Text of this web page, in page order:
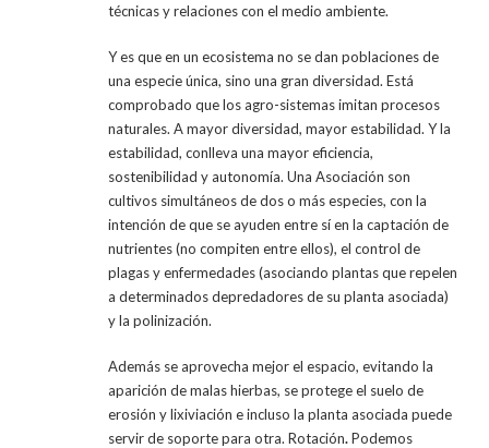
técnicas y relaciones con el medio ambiente.
Y es que en un ecosistema no se dan poblaciones de
una especie única, sino una gran diversidad. Está
comprobado que los agro-sistemas imitan procesos
naturales. A mayor diversidad, mayor estabilidad. Y la
estabilidad, conlleva una mayor eficiencia,
sostenibilidad y autonomía. Una Asociación son
cultivos simultáneos de dos o más especies, con la
intención de que se ayuden entre sí en la captación de
nutrientes (no compiten entre ellos), el control de
plagas y enfermedades (asociando plantas que repelen
a determinados depredadores de su planta asociada)
y la polinización.
Además se aprovecha mejor el espacio, evitando la
aparición de malas hierbas, se protege el suelo de
erosión y lixiviación e incluso la planta asociada puede
servir de soporte para otra. Rotación.Podemos